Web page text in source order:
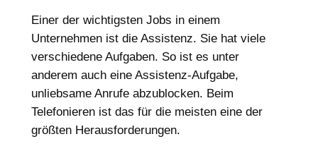
Einer der wichtigsten Jobs in einem
Unternehmen ist die Assistenz. Sie hat viele
verschiedene Aufgaben. So ist es unter
anderem auch eine Assistenz-Aufgabe,
unliebsame Anrufe abzublocken. Beim
Telefonieren ist das für die meisten eine der
größten Herausforderungen.